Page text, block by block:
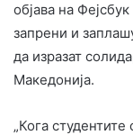
објава на
запрени и
да изразат
Македонија.
„Кога